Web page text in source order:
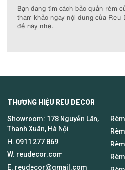
Bạn đang tìm cách bảo quản rèm
tham khảo ngay nội dung của Reu
đề này nhé.
THƯƠNG HIỆU REU DECOR
Showroom: 178 Nguyễn Lân,
Thanh Xuân, Hà Nội
H. 0911 277 869
W. reudecor.com
E. reudecor@gmail.com